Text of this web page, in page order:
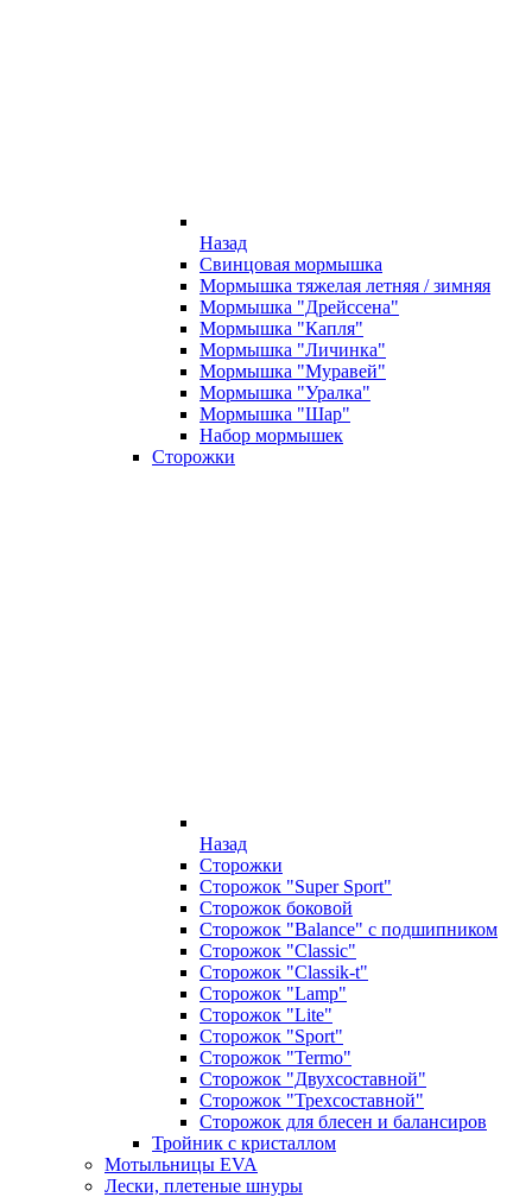
Назад
Свинцовая мормышка
Мормышка тяжелая летняя / зимняя
Мормышка "Дрейссена"
Мормышка "Капля"
Мормышка "Личинка"
Мормышка "Муравей"
Мормышка "Уралка"
Мормышка "Шар"
Набор мормышек
Сторожки
Назад
Сторожки
Сторожок "Super Sport"
Сторожок боковой
Сторожок "Balance" с подшипником
Сторожок "Classic"
Сторожок "Classik-t"
Сторожок "Lamp"
Сторожок "Lite"
Сторожок "Sport"
Сторожок "Termo"
Сторожок "Двухсоставной"
Сторожок "Трехсоставной"
Сторожок для блесен и балансиров
Тройник с кристаллом
Мотыльницы EVA
Лески, плетеные шнуры